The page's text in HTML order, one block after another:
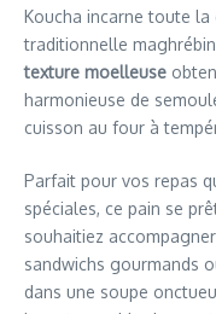
Koucha incarne toute
traditionnelle
texture moelleuse
harmonieuse de
cuisson au four à
Parfait pour vos repas
spéciales, ce pain se
souhaitiez
sandwichs gourmands
dans une soupe